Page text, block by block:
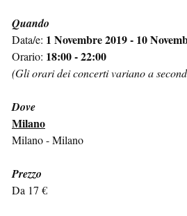
Quando
Data/e: 1 Novembre 2019 - 10
Orario: 18:00 - 22:00
(Gli orari dei concerti variano a
Dove
Milano
Milano - Milano
Prezzo
Da 17 €